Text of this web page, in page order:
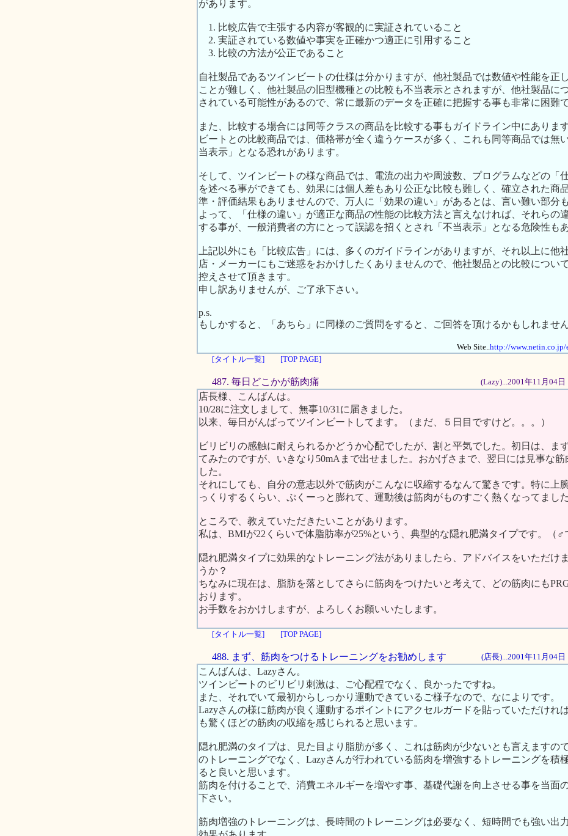
があります。
1. 比較広告で主張する内容が客観的に実証されていること
2. 実証されている数値や事実を正確かつ適正に引用すること
3. 比較の方法が公正であること
自社製品であるツインビートの仕様は分かりますが、他社製品では数値や性能を正
ことが難しく、他社製品の旧型機種との比較も不当表示とされますが、他社製品に
されている可能性があるので、常に最新のデータを正確に把握する事も非常に困難で
また、比較する場合には同等クラスの商品を比較する事もガイドライン中にありま
ビートとの比較商品では、価格帯が全く違うケースが多く、これも同等商品では無
当表示」となる恐れがあります。
そして、ツインビートの様な商品では、電流の出力や周波数、プログラムなどの「仕
を述べる事ができても、効果には個人差もあり公正な比較も難しく、確立された商
準・評価結果もありませんので、万人に「効果の違い」があるとは、言い難い部分も
よって、「仕様の違い」が適正な商品の性能の比較方法と言えなければ、それらの
する事が、一般消費者の方にとって誤認を招くとされ「不当表示」となる危険性もあ
上記以外にも「比較広告」には、多くのガイドラインがありますが、それ以上に他
店・メーカーにもご迷惑をおかけしたくありませんので、他社製品との比較につい
控えさせて頂きます。
申し訳ありませんが、ご了承下さい。
p.s.
もしかすると、「あちら」に同様のご質問をすると、ご回答を頂けるかもしれません
Web Site..http://www.netin.co.jp/
[タイトル一覧]
[TOP PAGE]
487. 毎日どこかが筋肉痛 (Lazy)...2001年11月04
店長様、こんばんは。
10/28に注文しまして、無事10/31に届きました。
以来、毎日がんばってツインビートしてます。（まだ、５日目ですけど。。。）
ビリビリの感触に耐えられるかどうか心配でしたが、割と平気でした。初日は、ま
てみたのですが、いきなり50mAまで出せました。おかげさまで、翌日には見事な筋
した。
それにしても、自分の意志以外で筋肉がこんなに収縮するなんて驚きです。特に上
っくりするくらい、ぷくーっと膨れて、運動後は筋肉がものすごく熱くなってました
ところで、教えていただきたいことがあります。
私は、BMIが22くらいで体脂肪率が25%という、典型的な隠れ肥満タイプです。（♂
隠れ肥満タイプに効果的なトレーニング法がありましたら、アドバイスをいただけ
うか？
ちなみに現在は、脂肪を落としてさらに筋肉をつけたいと考えて、どの筋肉にも
おります。
お手数をおかけしますが、よろしくお願いいたします。
[タイトル一覧] [TOP PAGE]
488. まず、筋肉をつけるトレーニングをお勧めします (店長)...2001年11月04
こんばんは、Lazyさん。
ツインビートのビリビリ刺激は、ご心配程でなく、良かったですね。
また、それでいて最初からしっかり運動できているご様子なので、なによりです。
Lazyさんの様に筋肉が良く運動するポイントにアクセルガードを貼っていただけれ
も驚くほどの筋肉の収縮を感じられると思います。
隠れ肥満のタイプは、見た目より脂肪が多く、これは筋肉が少ないとも言えますの
のトレーニングでなく、Lazyさんが行われている筋肉を増強するトレーニングを積
ると良いと思います。
筋肉を付けることで、消費エネルギーを増やす事、基礎代謝を向上させる事を当面
下さい。
筋肉増強のトレーニングは、長時間のトレーニングは必要なく、短時間でも強い出